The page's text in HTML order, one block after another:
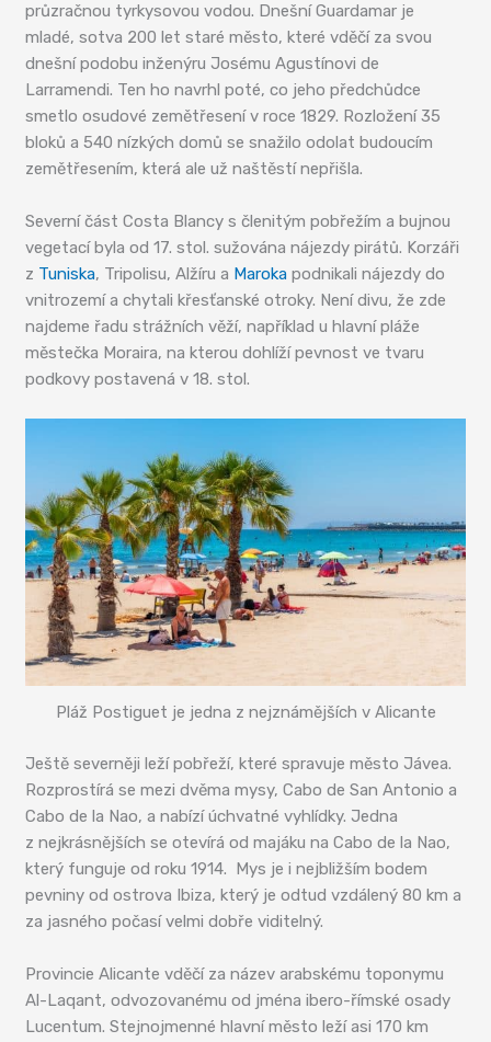
průzračnou tyrkysovou vodou. Dnešní Guardamar je
mladé, sotva 200 let staré město, které vděčí za svou
dnešní podobu inženýru Josému Agustínovi de
Larramendi. Ten ho navrhl poté, co jeho předchůdce
smetlo osudové zemětřesení v roce 1829. Rozložení 35
bloků a 540 nízkých domů se snažilo odolat budoucím
zemětřesením, která ale už naštěstí nepřišla.
Severní část Costa Blancy s členitým pobřežím a bujnou
vegetací byla od 17. stol. sužována nájezdy pirátů. Korzáři
z Tuniska, Tripolisu, Alžíru a Maroka podnikali nájezdy do
vnitrozemí a chytali křesťanské otroky. Není divu, že zde
najdeme řadu strážních věží, například u hlavní pláže
městečka Moraira, na kterou dohlíží pevnost ve tvaru
podkovy postavená v 18. stol.
Pláž Postiguet je jedna z nejznámějších v Alicante
Ještě severněji leží pobřeží, které spravuje město Jávea.
Rozprostírá se mezi dvěma mysy, Cabo de San Antonio a
Cabo de la Nao, a nabízí úchvatné vyhlídky. Jedna
z nejkrásnějších se otevírá od majáku na Cabo de la Nao,
který funguje od roku 1914. Mys je i nejbližším bodem
pevniny od ostrova Ibiza, který je odtud vzdálený 80 km a
za jasného počasí velmi dobře viditelný.
Provincie Alicante vděčí za název arabskému toponymu
Al-Laqant, odvozovanému od jména ibero-římské osady
Lucentum. Stejnojmenné hlavní město leží asi 170 km